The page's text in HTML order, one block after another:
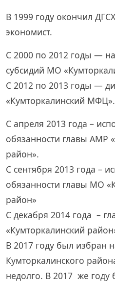
В 1999 году окончил
экономист.
С 2000 по 2012 годы —
субсидий МО
С 2012 по 2013 годы —
«Кумторкалинский МФЦ».
С апреля 2013 года –
обязанности главы АМР
район».
С сентября 2013 года –
обязанности главы МО
район»
С декабря 2014 года –
«Кумторкалинский
В 2017 году был избран
Кумторкалинского
недолго. В 2017 же году